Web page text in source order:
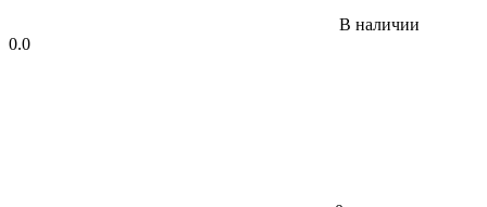
В наличии
0.0